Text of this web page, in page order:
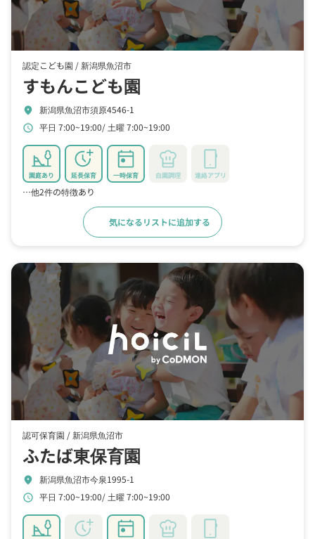
認定こども園 /新潟県魚沼市
すもんこども園
location_on 新潟県魚沼市須原4546-1
schedule 平日 7:00~19:00 土曜 7:00~19:00
園庭あり 延長保育 一時保育 自園調理 連絡アプリ
…他2件の特徴あり
気になるリストに追加する
認可保育園 /新潟県魚沼市
ふたば東保育園
location_on 新潟県魚沼市今泉1995-1
schedule 平日 7:00~19:00 土曜 7:00~19:00